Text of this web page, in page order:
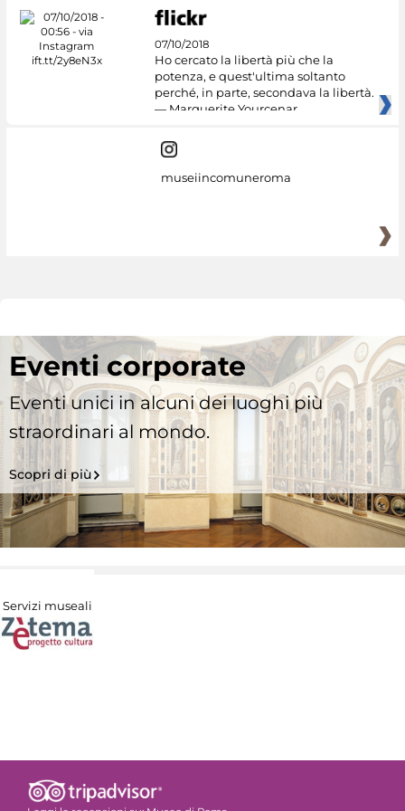
07/10/2018
Ho cercato la libertà più che la
potenza, e quest'ultima soltanto
perché, in parte, secondava la libertà.
— Marguerite Yourcenar
museiincomuneroma
Eventi corporate
Eventi unici in alcuni dei luoghi più
straordinari al mondo.
Scopri di più
Servizi museali